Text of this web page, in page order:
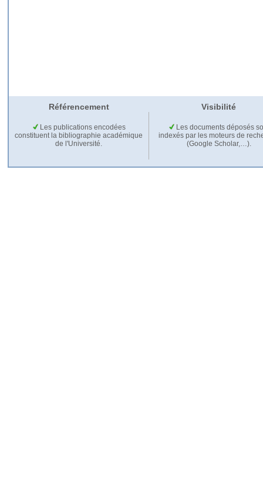
Référencement Visibilité
Les publications encodées
constituent la bibliographie académique
de l'Université.
Les documents déposés
indexés par les moteurs de
(Google Scholar,…).